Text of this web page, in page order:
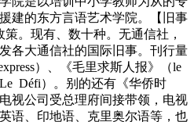
建的东方言语艺术学院。【旧事
。现有、数十种。无通信社，
各大通信社的国际旧事。刊行量
）、《毛里求斯人报》（le
Défi）。别的还有《华侨时
视公司受总理府间接带领，电视
语、印地语、克里奥尔语等，也